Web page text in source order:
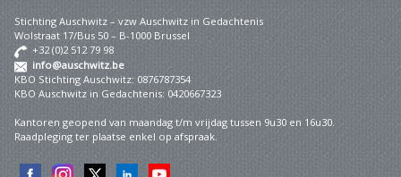
Stichting Auschwitz – vzw Auschwitz in Gedachtenis
Wolstraat 17/Bus 50 – B-1000 Brussel
+32 (0)2 512 79 98
info@auschwitz.be
KBO Stichting Auschwitz: 0876787354
KBO Auschwitz in Gedachtenis: 0420667323
Kantoren geopend van maandag t/m vrijdag tussen 9u30 en 16u30.
Raadpleging ter plaatse enkel op afspraak.